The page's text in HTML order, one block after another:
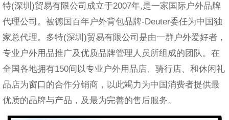
特(深圳)贸易有限公司成立于2007年,是一家国际户外品牌
代理公司。被德国百年户外背包品牌-Deuter委任为中国独
家总代理。多特(深圳)贸易有限公司是由一群户外爱好者，
专业户外用品推广及优质品牌管理人员所组成的团队。在
全国各地拥有150间以专业户外用品店、骑行店、和休闲礼
品店为窗口的合作分销商，以此竭力为中国消费者提供最
优质的品牌与产品，及最为完善的售后服务。